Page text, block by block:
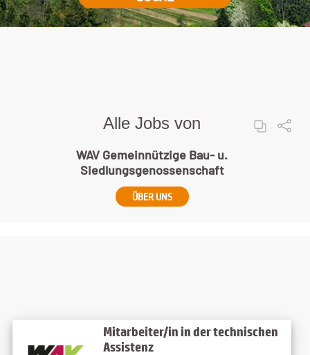
Alle Jobs von
WAV Gemeinnützige Bau- u.
Siedlungsgenossenschaft
ÜBER UNS
Mitarbeiter/in in der technischen
Assistenz